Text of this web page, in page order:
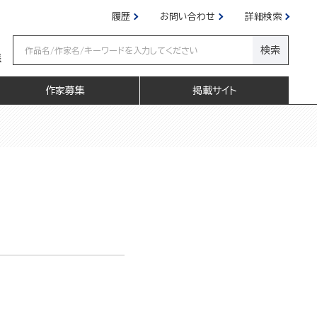
履歴 お問い合わせ 詳細検索
検索
作家募集 掲載サイト